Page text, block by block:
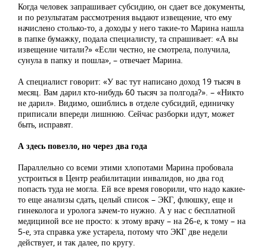
Когда человек запрашивает субсидию, он сдает все документы,
и по результатам рассмотрения выдают извещение, что ему
начислено столько-то, а доходы у него такие-то Марина нашла
в папке бумажку, подала специалисту, та спрашивает: «А вы
извещение читали?» «Если честно, не смотрела, получила,
сунула в папку и пошла», – отвечает Марина.
А специалист говорит: «У вас тут написано доход 19 тысяч в
месяц. Вам дарил кто-нибудь 60 тысяч за полгода?». – «Никто
не дарил». Видимо, ошиблись в отделе субсидий, единичку
приписали впереди лишнюю. Сейчас разборки идут, может
быть, исправят.
А здесь повезло, но через два года
Параллельно со всеми этими хлопотами Марина пробовала
устроиться в Центр реабилитации инвалидов, но два год
попасть туда не могла. Ей все время говорили, что надо какие-
то еще анализы сдать, целый список – ЭКГ, флюшку, еще и
гинеколога и уролога зачем-то нужно. А у нас с бесплатной
медициной все не просто: к этому врачу – на 26-е, к тому – на
5-е, эта справка уже устарела, потому что ЭКГ две недели
действует, и так далее, по кругу.